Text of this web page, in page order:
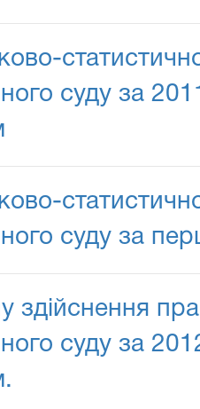
суду за
суду за
здійснення
суду за